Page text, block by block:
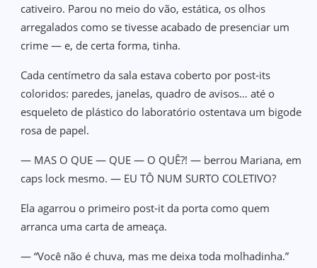
cativeiro. Parou no meio do vão, estática, os olhos
arregalados como se tivesse acabado de presenciar um
crime — e, de certa forma, tinha.
Cada centímetro da sala estava coberto por post‑its
coloridos: paredes, janelas, quadro de avisos… até o
esqueleto de plástico do laboratório ostentava um bigode
rosa de papel.
— MAS O QUE — QUE — O QUÊ?! — berrou Mariana, em
caps lock mesmo. — EU TÔ NUM SURTO COLETIVO?
Ela agarrou o primeiro post‑it da porta como quem
arranca uma carta de ameaça.
— “Você não é chuva, mas me deixa toda molhadinha.”